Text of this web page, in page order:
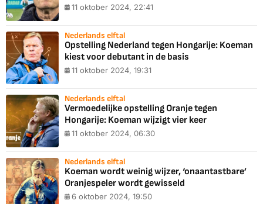
11 oktober 2024, 22:41
Nederlands elftal
Opstelling Nederland tegen Hongarije: Koeman
kiest voor debutant in de basis
11 oktober 2024, 19:31
Nederlands elftal
Vermoedelijke opstelling Oranje tegen
Hongarije: Koeman wijzigt vier keer
11 oktober 2024, 06:30
Nederlands elftal
Koeman wordt weinig wijzer, ‘onaantastbare’
Oranjespeler wordt gewisseld
6 oktober 2024, 19:50